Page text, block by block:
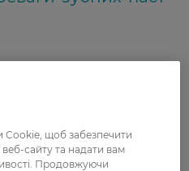
природним чином
та потрапляє в ґрунт,
зробити зуби
до того, як ви його
щоб забезпечити
сайту та надати вам
Продовжуючи